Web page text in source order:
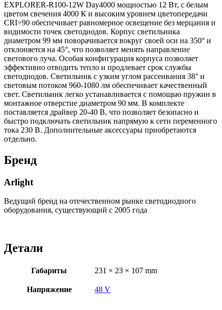
EXPLORER-R100-12W Day4000 мощностью 12 Вт, с белым
цветом свечения 4000 К и высоким уровнем цветопередачи
CRI>90 обеспечивает равномерное освещение без мерцания и
видимости точек светодиодов. Корпус светильника
диаметром 99 мм поворачивается вокруг своей оси на 350° и
отклоняется на 45°, что позволяет менять направление
светового луча. Особая конфигурация корпуса позволяет
эффективно отводить тепло и продлевает срок службы
светодиодов. Светильник с узким углом рассеивания 38° и
световым потоком 960-1080 лм обеспечивает качественный
свет. Светильник легко устанавливается с помощью пружин в
монтажное отверстие диаметром 90 мм. В комплекте
поставляется драйвер 20-40 В, что позволяет безопасно и
быстро подключать светильник напрямую к сети переменного
тока 230 В. Дополнительные аксессуары приобретаются
отдельно.
Бренд
Arlight
Ведущий бренд на отечественном рынке светодиодного
оборудования, существующий с 2005 года
Детали
Габариты 231 × 23 × 107 mm
Напряжение 48 V